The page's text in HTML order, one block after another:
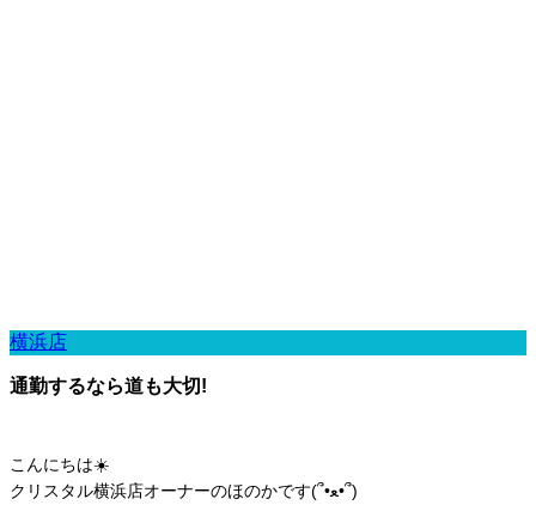
横浜店
通勤するなら道も大切!
こんにちは☀️
クリスタル横浜店オーナーのほのかです(՞•ﻌ•՞)